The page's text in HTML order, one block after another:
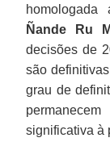
Ñande Ru
decisões de
são
grau de
significativa à